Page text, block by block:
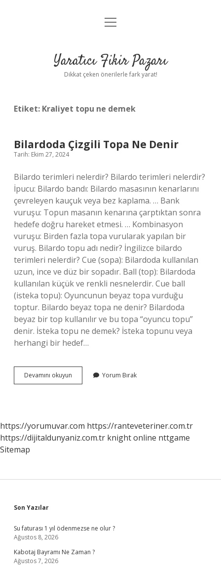
Anasayfa
Yasal Uyarı
menüyü
Yaratıcı Fikir Pazarı
Dikkat çeken önerilerle fark yarat!
Etiket: Kraliyet topu ne demek
Bilardoda Çizgili Topa Ne Denir
Tarih: Ekim 27, 2024
Bilardo terimleri nelerdir? Bilardo terimleri nelerdir?
İpucu: Bilardo bandı: Bilardo masasının kenarlarını
çevreleyen kauçuk veya bez kaplama. … Bank
vuruşu: Topun masanın kenarına çarptıktan sonra
hedefe doğru hareket etmesi. … Kombinasyon
vuruşu: Birden fazla topa vurularak yapılan bir
vuruş. Bilardo topu adı nedir? İngilizce bilardo
terimleri nelerdir? Cue (sopa): Bilardoda kullanılan
uzun, ince ve düz bir sopadır. Ball (top): Bilardoda
kullanılan küçük ve renkli nesnelerdir. Cue ball
(isteka topu): Oyuncunun beyaz topa vurduğu
toptur. Bilardo beyaz topa ne denir? Bilardoda
beyaz bir top kullanılır ve bu topa “oyuncu topu”
denir. İsteka topu ne demek? İsteka topunu veya
herhangi bir hedef…
Devamını okuyun Bilardoda
Çizgili
Yorum Bırak
https://yorumuvar.com https://ranteveteriner.com.tr
https://dijitaldunyaniz.com.tr knight online nttgame
Sitemap
Sidebar
Son Yazılar
Su faturası 1 yıl ödenmezse ne olur ?
Ağustos 8, 2026
Kabotaj Bayramı Ne Zaman ?
Ağustos 7, 2026